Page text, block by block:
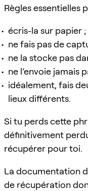
Règles essentielles
écris-la sur papier ;
ne fais pas de
ne la stocke pas
ne l’envoie jamais
idéalement, fais
lieux différents.
Si tu perds cette
définitivement
récupérer pour toi.
La documentation
de récupération